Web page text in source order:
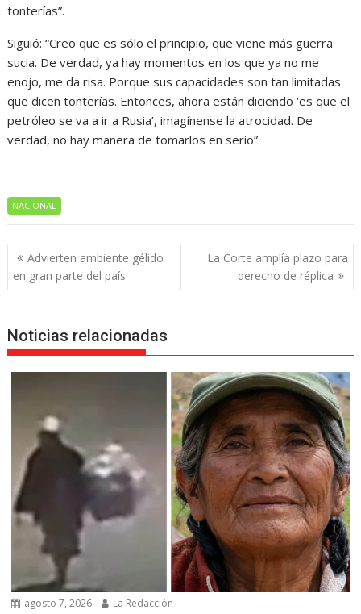
tonterías”.
Siguió: “Creo que es sólo el principio, que viene más guerra
sucia. De verdad, ya hay momentos en los que ya no me
enojo, me da risa. Porque sus capacidades son tan limitadas
que dicen tonterías. Entonces, ahora están diciendo ‘es que el
petróleo se va a ir a Rusia’, imagínense la atrocidad. De
verdad, no hay manera de tomarlos en serio”.
NACIONAL
Navegación
de
entradas
Advierten ambiente gélido
en gran parte del país
La Corte amplía plazo para
derecho de réplica
Noticias relacionadas
agosto 7, 2026 La Redacción